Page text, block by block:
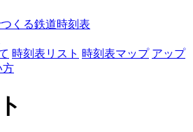
くる鉄道時刻表
時刻表リスト 時刻表マップ アップ
方